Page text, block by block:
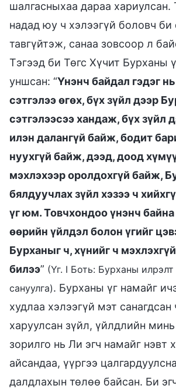
шалгасныхаа дараа хариулсан.
надад юу ч хэлээгүй боловч би
тавгүйтэж, санаа зовсоор л
Тэгээд би Төгс Хүчит Бурханы
уншсан: “Үнэнч байдал гэдэг
сэтгэлээ өгөх, бүх зүйл дээр
сэтгэлээсээ хандаж, бүх зүйл
илэн далангүй байж, бодит
нуухгүй байж, дээд, доод
мэхлэхээр оролдохгүй байж,
бялдуучлах зүйл хэзээ ч
үг юм. Товчхондоо үнэнч байна
өөрийн үйлдэл болон үгийг
Бурханыг ч, хүнийг ч
билээ” (Үг. I Боть: Бурханы
сануулга). Бурханы үг намайг
худлаа хэлээгүй мэт
харуулсан зүйл, үйлдлийн
зорилго нь Ли эгч намайг нэвт
айсандаа, үүргээ
далдлахын төлөө байсан. Би